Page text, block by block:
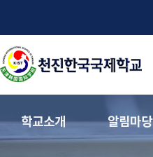
학교소개 알림마당